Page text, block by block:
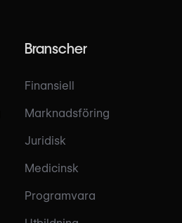
Branscher
Finansiell
Marknadsföring
Juridisk
Medicinsk
Programvara